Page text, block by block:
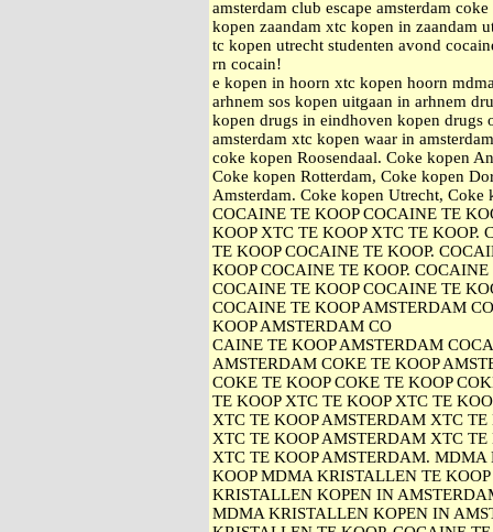
amsterdam club escape amsterdam
kopen zaandam xtc kopen in zaandam
tc kopen utrecht studenten avond
rn cocain!
e kopen in hoorn xtc kopen hoorn
arhnem sos kopen uitgaan in arhnem
kopen drugs in eindhoven kopen drugs
amsterdam xtc kopen waar in
coke kopen Roosendaal. Coke kopen
Coke kopen Rotterdam, Coke kopen
Amsterdam. Coke kopen Utrecht,
COCAINE TE KOOP COCAINE TE
KOOP XTC TE KOOP XTC TE KOOP.
TE KOOP COCAINE TE KOOP.
KOOP COCAINE TE KOOP.
COCAINE TE KOOP COCAINE TE
COCAINE TE KOOP AMSTERDAM
KOOP AMSTERDAM CO
CAINE TE KOOP AMSTERDAM
AMSTERDAM COKE TE KOOP
COKE TE KOOP COKE TE KOOP
TE KOOP XTC TE KOOP XTC TE
XTC TE KOOP AMSTERDAM XTC
XTC TE KOOP AMSTERDAM XTC
XTC TE KOOP AMSTERDAM.
KOOP MDMA KRISTALLEN TE
KRISTALLEN KOPEN IN
MDMA KRISTALLEN KOPEN IN